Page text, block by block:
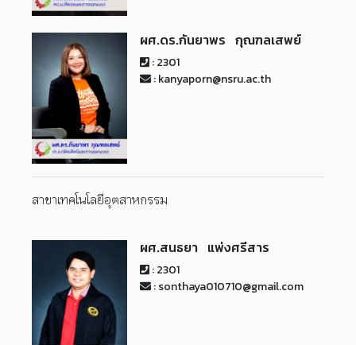
ผศ.ดร.กันยาพร กุณฑลเสพย์
: 2301
: kanyaporn@nsru.ac.th
สาขาเทคโนโลยีอุตสาหกรรม
ผศ.สนธยา แพ่งศรีสาร
: 2301
: sonthaya010710@gmail.com